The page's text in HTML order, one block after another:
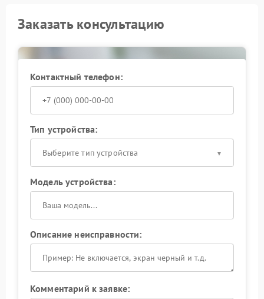
Заказать консультацию
Контактный телефон:
Тип устройства:
Выберите тип устройства
Модель устройства:
Описание неисправности:
Комментарий к заявке: